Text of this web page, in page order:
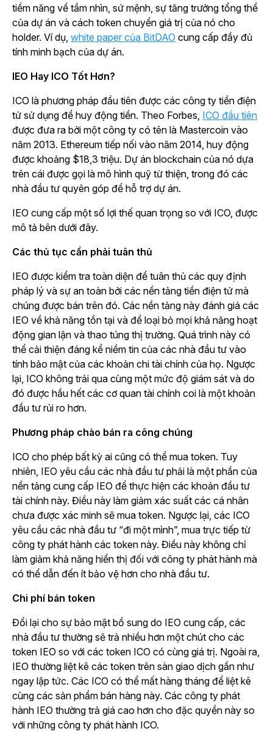
tiềm năng về tầm nhìn, sứ mệnh, sự tăng trưởng tổng thể
của dự án và cách token chuyển giá trị của nó cho
holder. Ví dụ, white paper của BitDAO cung cấp đầy đủ
tính minh bạch của dự án.
IEO Hay ICO Tốt Hơn?
ICO là phương pháp đầu tiên được các công ty tiền điện
tử sử dụng để huy động tiền. Theo Forbes, ICO đầu tiên
được đưa ra bởi một công ty có tên là Mastercoin vào
năm 2013. Ethereum tiếp nối vào năm 2014, huy động
được khoảng $18,3 triệu. Dự án blockchain của nó dựa
trên cái được gọi là mô hình quỹ từ thiện, trong đó các
nhà đầu tư quyên góp để hỗ trợ dự án.
IEO cung cấp một số lợi thế quan trọng so với ICO, được
mô tả bên dưới đây.
Các thủ tục cần phải tuân thủ
IEO được kiểm tra toàn diện để tuân thủ các quy định
pháp lý và sự an toàn bởi các nền tảng tiền điện tử mà
chúng được bán trên đó. Các nền tảng này đánh giá các
IEO về khả năng tồn tại và để loại bỏ mọi khả năng hoạt
động gian lận và thao túng thị trường. Quá trình này có
thể cải thiện đáng kể niềm tin của các nhà đầu tư vào
tính bảo mật của các khoản chi tài chính của họ. Ngược
lại, ICO không trải qua cùng một mức độ giám sát và do
đó được hầu hết các cơ quan tài chính coi là một khoản
đầu tư rủi ro hơn.
Phương pháp chào bán ra công chúng
ICO cho phép bất kỳ ai cũng có thể mua token. Tuy
nhiên, IEO yêu cầu các nhà đầu tư phải là một phần của
nền tảng cung cấp IEO để thực hiện các khoản đầu tư
tài chính này. Điều này làm giảm xác suất các cá nhân
chưa được xác minh sẽ mua token. Ngược lại, các ICO
yêu cầu các nhà đầu tư “đi một mình”, mua trực tiếp từ
công ty phát hành các token này. Điều này không chỉ
làm giảm khả năng hiển thị đối với công ty phát hành mà
có thể dẫn đến ít bảo vệ hơn cho nhà đầu tư.
Chi phí bán token
Đổi lại cho sự bảo mật bổ sung do IEO cung cấp, các
nhà đầu tư thường sẽ trả nhiều hơn một chút cho các
token IEO so với các token ICO có cùng giá trị. Ngoài ra,
IEO thường liệt kê các token trên sàn giao dịch gần như
ngay lập tức. Các ICO có thể mất hàng tháng để liệt kê
cùng các sản phẩm bán hàng này. Các công ty phát
hành IEO thường trả giá cao hơn cho đặc quyền này so
với những công ty phát hành ICO.